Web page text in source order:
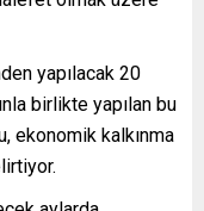
yapılacak 20
birlikte yapılan bu
ekonomik kalkınma